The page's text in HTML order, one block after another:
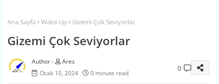
Ana Sayfa Wake Up Gizemi Çok Seviyorlar
Gizemi Çok Seviyorlar
Ares
Ocak 10, 2024
0 minute read
0